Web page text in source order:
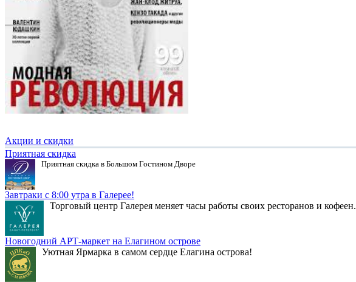
Акции и скидки
Приятная скидка
Приятная скидка в Большом Гостином Дворе
Завтраки с 8:00 утра в Галерее!
Торговый центр Галерея меняет часы работы своих ресторанов и кофеен.
Новогодний АРТ-маркет на Елагином острове
Уютная Ярмарка в самом сердце Елагина острова!